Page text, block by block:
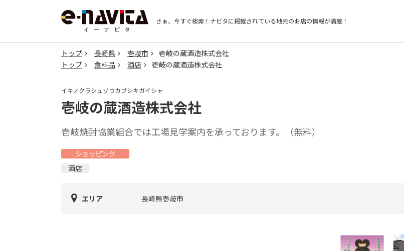
さぁ、今すぐ検索！ ナビタに掲載されている地元のお店の情報が満載！
トップ 長崎県 壱岐市
壱岐の蔵酒造株式会社
トップ
食料品 酒店 壱岐の蔵酒造株式会社
イキノクラシュゾウカブシキガイシャ
壱岐の蔵酒造株式会社
壱岐焼酎協業組合では工場見学案内を承っております。（無料）
ショッピング
酒店
エリア 長崎県壱岐市